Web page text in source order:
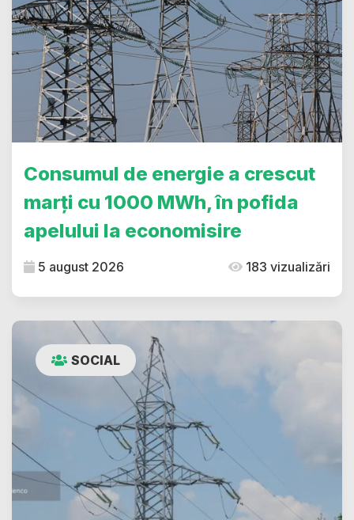
Consumul de energie a crescut
marți cu 1000 MWh, în pofida
apelului la economisire
5 august 2026 183 vizualizări
SOCIAL